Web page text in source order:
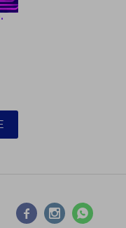
  